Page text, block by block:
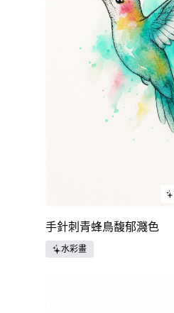
手針刺青蜂鳥馥郁濺色
水彩畫